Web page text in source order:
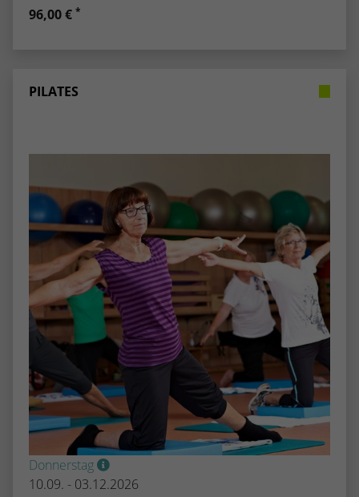
96,00 € *
PILATES
Donnerstag
10.09. - 03.12.2026